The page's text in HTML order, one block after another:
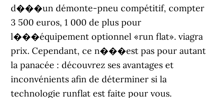
d���un démonte-pneu compétitif, compter
3 500 euros, 1 000 de plus pour
l���équipement optionnel «run flat». viagra
prix. Cependant, ce n���est pas pour autant
la panacée : découvrez ses avantages et
inconvénients afin de déterminer si la
technologie runflat est faite pour vous.